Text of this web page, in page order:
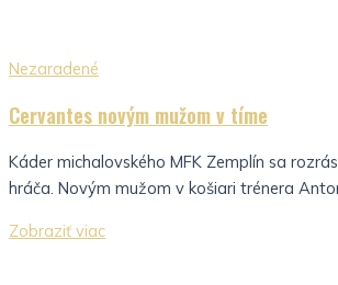
Nezaradené
Cervantes novým mužom v tíme
Káder michalovského MFK Zemplín sa
hráča. Novým mužom v košiari trénera
Zobraziť viac